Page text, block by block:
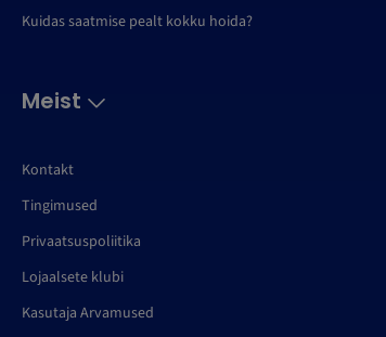
Kuidas saatmise pealt kokku hoida?
Meist
Kontakt
Tingimused
Privaatsuspoliitika
Lojaalsete klubi
Kasutaja Arvamused